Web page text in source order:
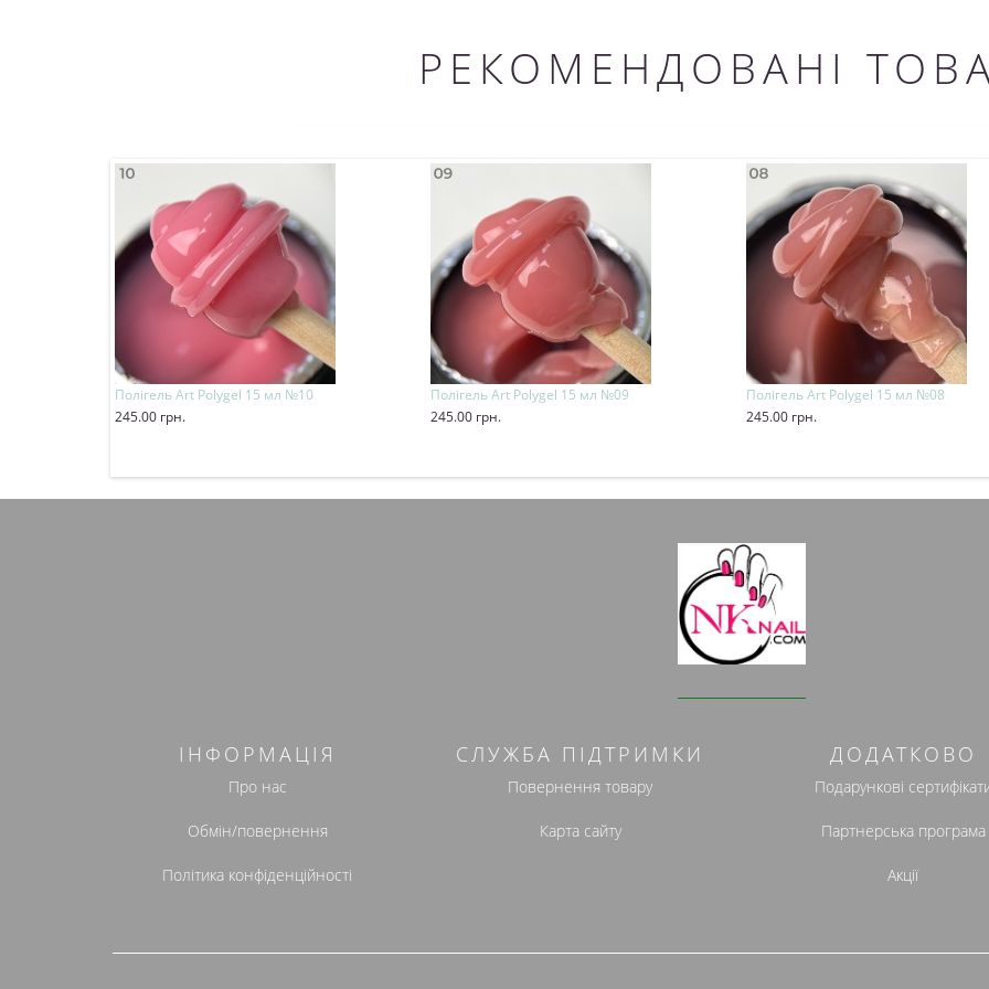
РЕКОМЕНДОВАНІ
Полігель Art Polygel 15 мл №10
245.00 грн.
Полігель Art Polygel 15 мл №09
245.00 грн.
Полігель Art Polygel 15 мл №08
245.00 грн.
ІНФОРМАЦІЯ
Про нас
Обмін/повернення
Політика конфіденційності
СЛУЖБА ПІДТРИМКИ
Повернення товару
Карта сайту
ДОДАТКОВО
Подарункові
Партнерська програма
Акції